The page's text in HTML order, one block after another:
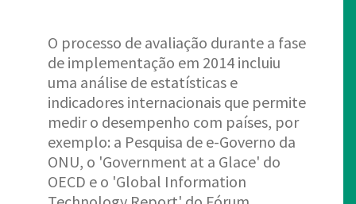
O processo de avaliação durante a fase
de implementação em 2014 incluiu
uma análise de estatísticas e
indicadores internacionais que permite
medir o desempenho com países, por
exemplo: a Pesquisa de e-Governo da
ONU, o 'Government at a Glace' do
OECD e o 'Global Information